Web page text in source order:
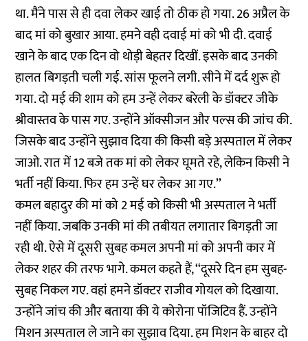
था. मैंने पास से ही दवा लेकर खाई तो ठीक हो गया. 26 अप्रैल के
बाद मां को बुखार आया. हमने वही दवाई मां को भी दी. दवाई
खाने के बाद एक दिन वो थोड़ी बेहतर दिखीं. इसके बाद उनकी
हालत बिगड़ती चली गई. सांस फूलने लगी. सीने में दर्द शुरू हो
गया. दो मई की शाम को हम उन्हें लेकर बरेली के डॉक्टर जीके
श्रीवास्तव के पास गए. उन्होंने ऑक्सीजन और पल्स की जांच की.
जिसके बाद उन्होंने सुझाव दिया की किसी बड़े अस्पताल में लेकर
जाओ. रात में 12 बजे तक मां को लेकर घूमते रहे, लेकिन किसी ने
भर्ती नहीं किया. फिर हम उन्हें घर लेकर आ गए.’’
कमल बहादुर की मां को 2 मई को किसी भी अस्पताल ने भर्ती
नहीं किया. जबकि उनकी मां की तबीयत लगातार बिगड़ती जा
रही थी. ऐसे में दूसरी सुबह कमल अपनी मां को अपनी कार में
लेकर शहर की तरफ भागे. कमल कहते हैं, ‘‘दूसरे दिन हम सुबह-
सुबह निकल गए. वहां हमने डॉक्टर राजीव गोयल को दिखाया.
उन्होंने जांच की और बताया की ये कोरोना पॉजिटिव हैं. उन्होंने
मिशन अस्पताल ले जाने का सुझाव दिया. हम मिशन के बाहर दो